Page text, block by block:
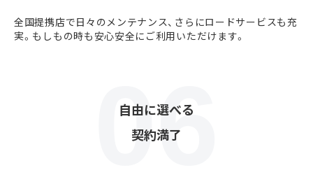
全国提携店で日々のメンテナンス、さらにロードサービスも充
実。もしもの時も安心安全にご利用いただけます。
自由に選べる
契約満了